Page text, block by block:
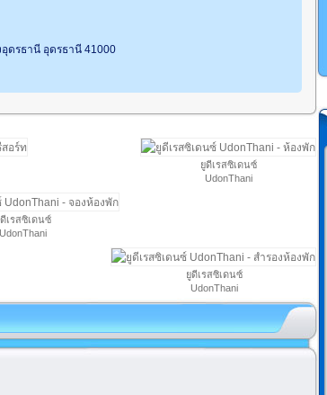
ดรธานี อุดรธานี 41000
ยูดีเรสซิเดนซ์
UdonThani
เรสซิเดนซ์
UdonThani
ยูดีเรสซิเดนซ์
UdonThani